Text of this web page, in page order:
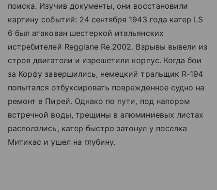
поиска. Изучив документы, они восстановили
картину событий: 24 сентября 1943 года катер LS
6 был атакован шестеркой итальянских
истребителей Reggiane Re.2002. Взрывы вывели из
строя двигатели и изрешетили корпус. Когда бои
за Корфу завершились, немецкий тральщик R-194
попытался отбуксировать поврежденное судно на
ремонт в Пирей. Однако по пути, под напором
встречной воды, трещины в алюминиевых листах
расползлись, катер быстро затонул у поселка
Митикас и ушел на глубину.